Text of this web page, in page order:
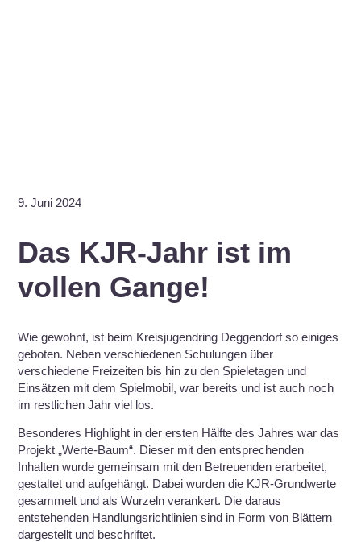
9. Juni 2024
Das KJR-Jahr ist im
vollen Gange!
Wie gewohnt, ist beim Kreisjugendring Deggendorf so einiges
geboten. Neben verschiedenen Schulungen über
verschiedene Freizeiten bis hin zu den Spieletagen und
Einsätzen mit dem Spielmobil, war bereits und ist auch noch
im restlichen Jahr viel los.
Besonderes Highlight in der ersten Hälfte des Jahres war das
Projekt „Werte-Baum“. Dieser mit den entsprechenden
Inhalten wurde gemeinsam mit den Betreuenden erarbeitet,
gestaltet und aufgehängt. Dabei wurden die KJR-Grundwerte
gesammelt und als Wurzeln verankert. Die daraus
entstehenden Handlungsrichtlinien sind in Form von Blättern
dargestellt und beschriftet.